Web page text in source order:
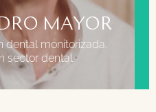
MAYOR
dental monitorizada.
sector dental.